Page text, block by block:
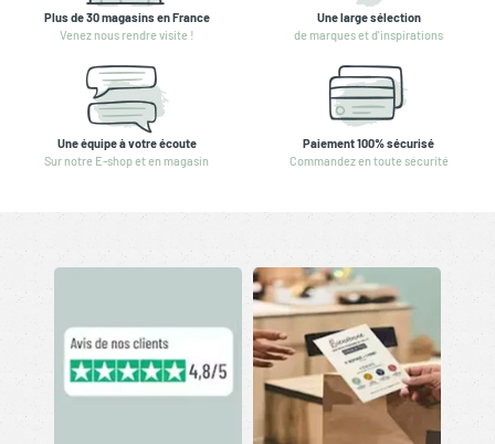
Plus de 30 magasins en France
Venez nous rendre visite !
Une large sélection
de marques et d'inspirations
Une équipe à votre écoute
Sur notre E-shop et en magasin
Paiement 100% sécurisé
Commandez en toute sécurité